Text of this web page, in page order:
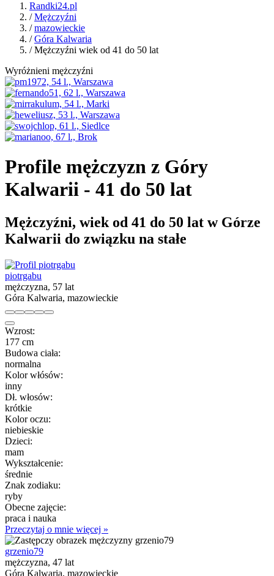
Randki24.pl
/Mężczyźni
/mazowieckie
/Góra Kalwaria
/ Mężczyźni wiek od 41 do 50 lat
Wyróżnieni mężczyźni
Profile mężczyzn z Góry
Kalwarii - 41 do 50 lat
Mężczyźni, wiek od 41 do 50 lat w Górze
Kalwarii do związku na stałe
piotrgabu
mężczyzna, 57 lat
Góra Kalwaria, mazowieckie
Wzrost:
177 cm
Budowa ciała:
normalna
Kolor włósów:
inny
Dł. włosów:
krótkie
Kolor oczu:
niebieskie
Dzieci:
mam
Wykształcenie:
średnie
Znak zodiaku:
ryby
Obecne zajęcie:
praca i nauka
Przeczytaj o mnie więcej »
grzenio79
mężczyzna, 47 lat
Góra Kalwaria, mazowieckie